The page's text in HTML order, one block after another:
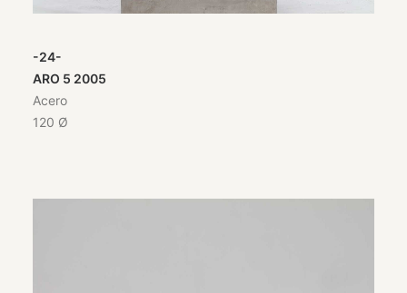
-24-
ARO 5 2005
Acero
120 Ø